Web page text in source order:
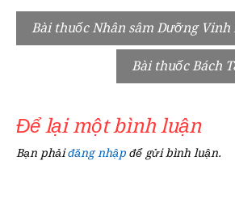
Điều
hướng
Bài thuốc Nhân sâm Dưỡng Vinh
Bài thuốc Bách
Để lại một bình luận
Bạn phảiđăng nhập để gửi bình luận.